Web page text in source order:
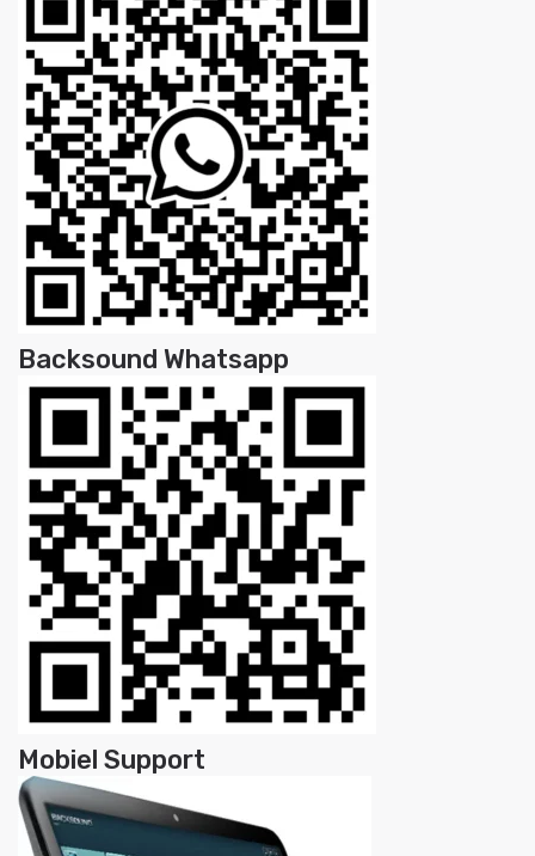
Backsound Whatsapp
Mobiel Support